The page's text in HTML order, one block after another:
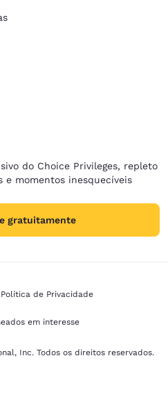
do Choice Privileges, repleto
e momentos inesquecíveis
gratuitamente
Política de Privacidade
em interesse
Inc. Todos os direitos reservados.